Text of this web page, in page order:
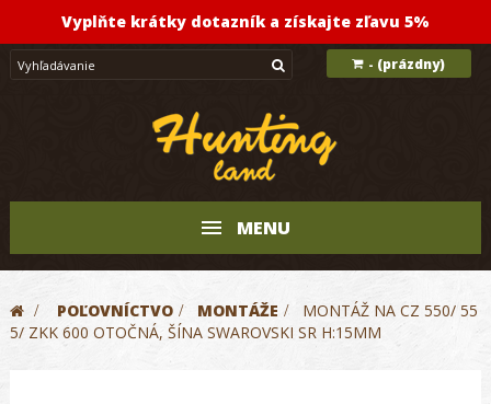
Vyplňte krátky dotazník a získajte zľavu 5%
- (prázdny)
MENU
> POĽOVNÍCTVO > MONTÁŽE >
MONTÁŽ NA CZ 550/ 55
5/ ZKK 600 OTOČNÁ, ŠÍNA SWAROVSKI SR H:15MM